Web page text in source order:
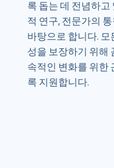
록 돕는 데 전념하
적 연구, 전문가의
바탕으로 합니다. 모
성을 보장하기 위해
속적인 변화를 위한
록 지원합니다.